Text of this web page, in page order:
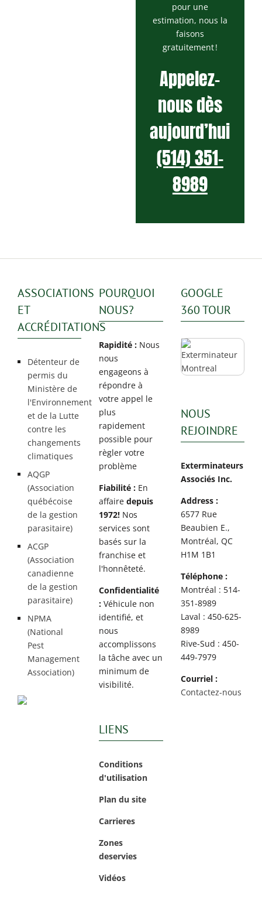
pour une
estimation, nous la
faisons
gratuitement !
Appelez-
nous dès
aujourd’hui
(514) 351-
8989
ASSOCIATIONS
ET
ACCRÉDITATIONS
Détenteur de
permis du
Ministère de
l'Environnement
et de la Lutte
contre les
changements
climatiques
AQGP
(Association
québécoise
de la gestion
parasitaire)
ACGP
(Association
canadienne
de la gestion
parasitaire)
NPMA
(National
Pest
Management
Association)
POURQUOI
NOUS?
Rapidité : Nous
nous
engageons à
répondre à
votre appel le
plus
rapidement
possible pour
règler votre
problème
Fiabilité : En
affairedepuis
1972! Nos
services sont
basés sur la
franchise et
l'honnêteté.
Confidentialité
: Véhicule non
identifié, et
nous
accomplissons
la tâche avec un
minimum de
visibilité.
LIENS
Conditions
d'utilisation
Plan du site
Carrieres
Zones
deservies
Vidéos
GOOGLE
360 TOUR
NOUS
REJOINDRE
Exterminateurs
Associés Inc.
Address :
6577 Rue
Beaubien E.,
Montréal, QC
H1M 1B1
Téléphone :
Montréal : 514-
351-8989
Laval : 450-625-
8989
Rive-Sud : 450-
449-7979
Courriel :
Contactez-nous